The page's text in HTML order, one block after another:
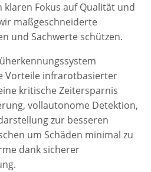
Fokus auf Qualität und
maßgeschneiderte
und Sachwerte schützen.
Vorteile infrarotbasierter
kritische Zeitersparnis
vollautonome Detektion,
zur besseren
um Schäden minimal zu
dank sicherer